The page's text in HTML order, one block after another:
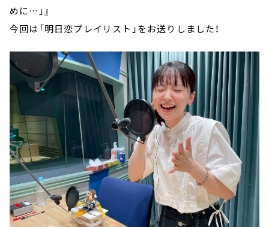
めに…」』
今回は「明日恋プレイリスト」をお送りしました！